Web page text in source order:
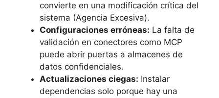
convierte en una modificación crítica del
sistema (Agencia Excesiva).
Configuraciones erróneas: La falta de
validación en conectores como MCP
puede abrir puertas a almacenes de
datos confidenciales.
Actualizaciones ciegas: Instalar
dependencias solo porque hay una